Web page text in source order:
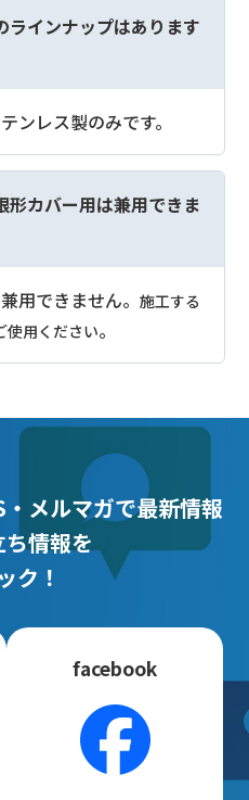
ラインナップはあります
ンレス製のみです。
形カバー用は兼用できま
用できません。施工する
使用ください。
メルマガで最新情報
情報を
ク！
facebook